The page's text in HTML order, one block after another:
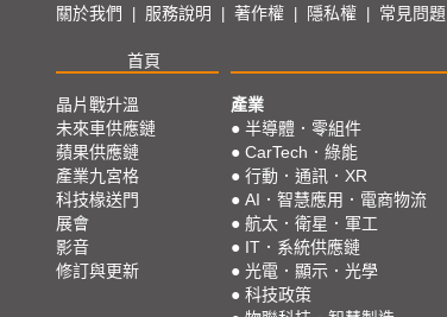
關於我們 服務說明 著作權 隱私權 常見問題
首頁
晶片戰升溫
未來車供應鏈
蘋果供應鏈
產業九宮格
科技椽送門
展會
影音
修訂與更新
產業
● 半導體．零組件
● CarTech．綠能
● 行動．通訊．XR
● AI．智慧應用．電商物流
● 航太．衛星．軍工
● IT．系統供應鏈
● 光電．顯示．光學
● 科技政策